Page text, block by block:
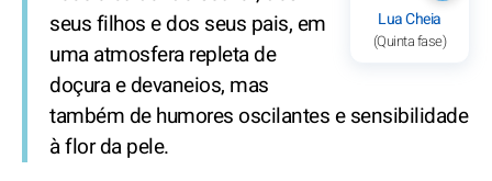
Lua Cheia
(Quinta fase)
seus filhos e dos seus pais, em
uma atmosfera repleta de
doçura e devaneios, mas
também de humores oscilantes e sensibilidade
à flor da pele.